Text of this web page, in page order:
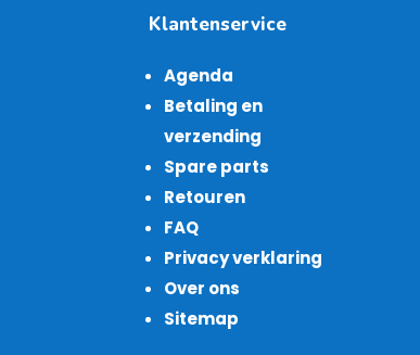
Klantenservice
Agenda
Betaling en
verzending
Spare parts
Retouren
FAQ
Privacy verklaring
Over ons
Sitemap